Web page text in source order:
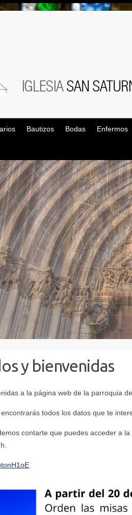
Bautizos Bodas Enfermos
y bienvenidas
a la página web de la parroquia
todos los datos que te
contarte que puedes acceder a